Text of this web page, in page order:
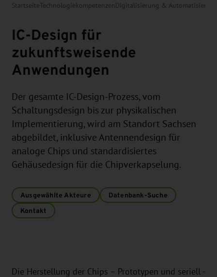
StartseiteTechnologiekompetenzen Digitalisierung &
IC-Design für
zukunftsweisende
Anwendungen
Der gesamte IC-Design-Prozess, vom
Schaltungsdesign bis zur physikalischen
Implementierung, wird am Standort Sachsen
abgebildet, inklusive Antennendesign für
analoge Chips und standardisiertes
Gehäusedesign für die Chipverkapselung.
Ausgewählte Akteure
Datenbank-Suche
Kontakt
Die Herstellung der Chips – Prototypen und seriell -